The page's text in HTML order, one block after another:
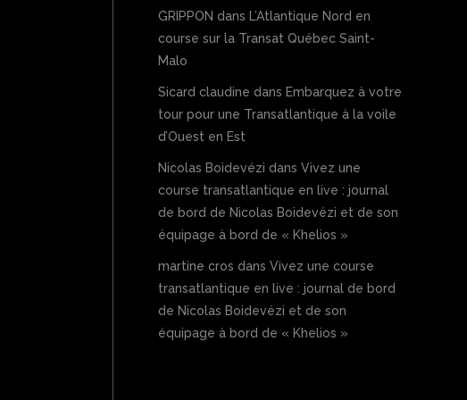
GRIPPON dans L’Atlantique Nord en
course sur la Transat Québec Saint-
Malo
Sicard claudine dans Embarquez à votre
tour pour une Transatlantique à la voile
d’Ouest en Est
Nicolas Boidevézi dans Vivez une
course transatlantique en live : journal
de bord de Nicolas Boidevézi et de son
équipage à bord de « Khelios »
martine cros dans Vivez une course
transatlantique en live : journal de bord
de Nicolas Boidevézi et de son
équipage à bord de « Khelios »